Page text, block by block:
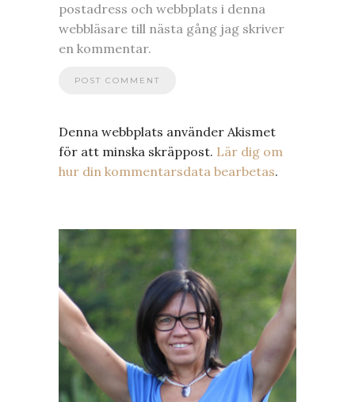
postadress och webbplats i denna
webbläsare till nästa gång jag skriver
en kommentar.
Denna webbplats använder Akismet
för att minska skräppost. Lär dig om
hur din kommentarsdata bearbetas.